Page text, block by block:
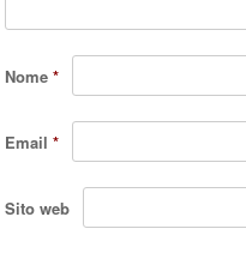
Nome*
Email*
Sito web